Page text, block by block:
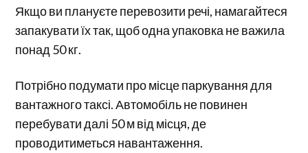
Якщо ви плануєте перевозити речі, намагайтеся
запакувати їх так, щоб одна упаковка не важила
понад 50 кг.
Потрібно подумати про місце паркування для
вантажного таксі. Автомобіль не повинен
перебувати далі 50 м від місця, де
проводитиметься навантаження.